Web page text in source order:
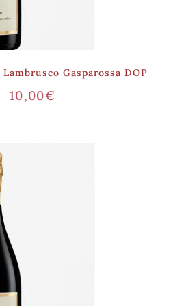
Lambrusco Gasparossa DOP
10,00€